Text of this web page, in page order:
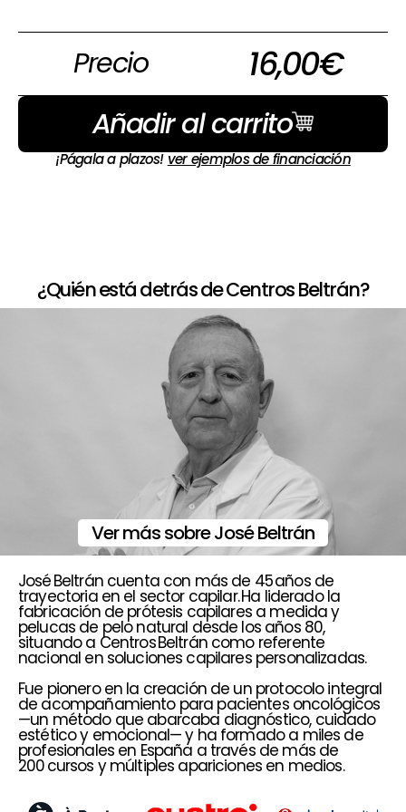
Precio 16,00€
Añadir al carrito
¡Págala a plazos! ver ejemplos de financiación
¿Quién está detrás de Centros Beltrán?
Ver más sobre José Beltrán
José Beltrán cuenta con más de 45 años de
trayectoria en el sector capilar. Ha liderado la
fabricación de prótesis capilares a medida y
pelucas de pelo natural desde los años 80,
situando a Centros Beltrán como referente
nacional en soluciones capilares personalizadas.
Fue pionero en la creación de un protocolo integral
de acompañamiento para pacientes oncológicos
—un método que abarcaba diagnóstico, cuidado
estético y emocional— y ha formado a miles de
profesionales en España a través de más de
200 cursos y múltiples apariciones en medios.